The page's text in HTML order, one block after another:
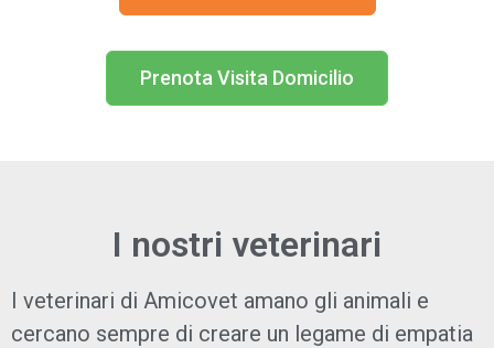
Prenota Visita Domicilio
I nostri veterinari
I veterinari di Amicovet amano gli animali e
cercano sempre di creare un legame di empatia